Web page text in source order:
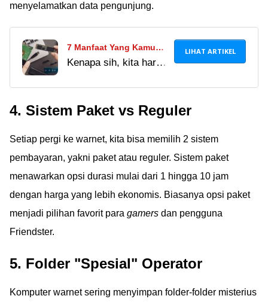
menyelamatkan data pengunjung.
7 Manfaat Yang Kamu
Rasakan Dengan
Kenapa sih, kita harus
perbedaannya dan apa
Temukan jawabannya
di sini, geng!
LIHAT ARTIKEL
4. Sistem Paket vs Reguler
Setiap pergi ke warnet, kita bisa memilih 2 sistem
pembayaran, yakni paket atau reguler. Sistem paket
menawarkan opsi durasi mulai dari 1 hingga 10 jam
dengan harga yang lebih ekonomis. Biasanya opsi paket
menjadi pilihan favorit para gamers dan pengguna
Friendster.
5. Folder "Spesial" Operator
Komputer warnet sering menyimpan folder-folder misterius